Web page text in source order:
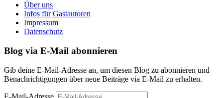
Über uns
Infos für Gastautoren
Impressum
Datenschutz
Blog via E-Mail abonnieren
Gib deine E-Mail-Adresse an, um diesen Blog zu abonnieren und
Benachrichtigungen über neue Beiträge via E-Mail zu erhalten.
E-Mail-Adresse